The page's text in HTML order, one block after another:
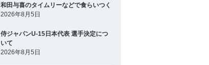
和田与喜のタイムリーなどで食らいつく
2026年8月5日
侍ジャパンU-15日本代表 選手決定につ
いて
2026年8月5日